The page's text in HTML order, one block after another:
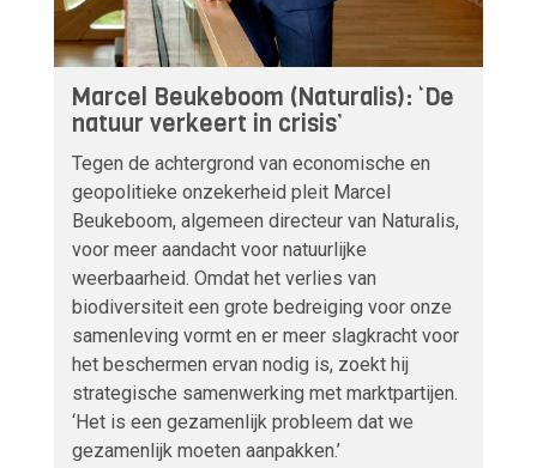
Marcel Beukeboom (Naturalis): ‘De
natuur verkeert in crisis’
Tegen de achtergrond van economische en
geopolitieke onzekerheid pleit Marcel
Beukeboom, algemeen directeur van Naturalis,
voor meer aandacht voor natuurlijke
weerbaarheid. Omdat het verlies van
biodiversiteit een grote bedreiging voor onze
samenleving vormt en er meer slagkracht voor
het beschermen ervan nodig is, zoekt hij
strategische samenwerking met marktpartijen.
‘Het is een gezamenlijk probleem dat we
gezamenlijk moeten aanpakken.’